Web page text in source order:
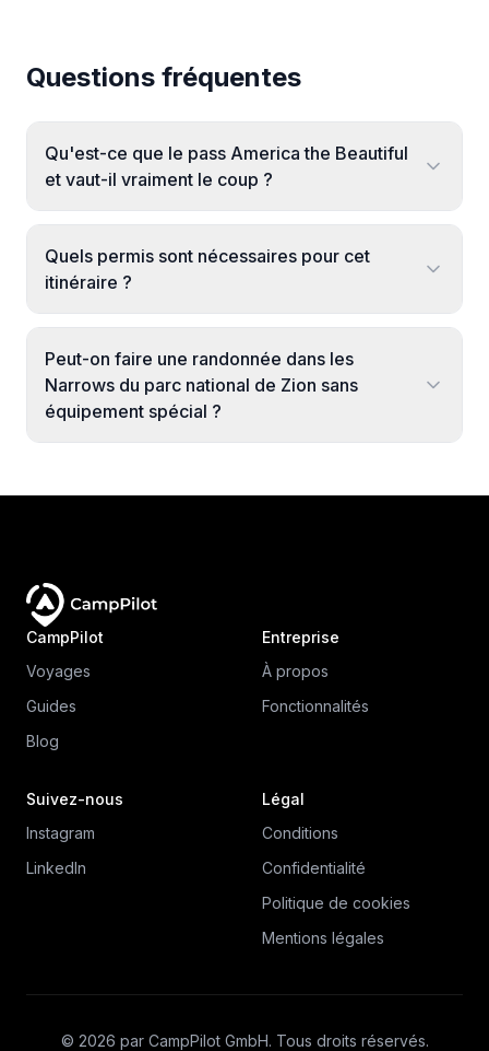
Questions fréquentes
Qu'est-ce que le pass America the Beautiful
et vaut-il vraiment le coup ?
Quels permis sont nécessaires pour cet
itinéraire ?
Peut-on faire une randonnée dans les
Narrows du parc national de Zion sans
équipement spécial ?
CampPilot
Voyages
Guides
Blog
Entreprise
À propos
Fonctionnalités
Suivez-nous
Instagram
LinkedIn
Légal
Conditions
Confidentialité
Politique de cookies
Mentions légales
© 2026 par CampPilot GmbH. Tous droits réservés.